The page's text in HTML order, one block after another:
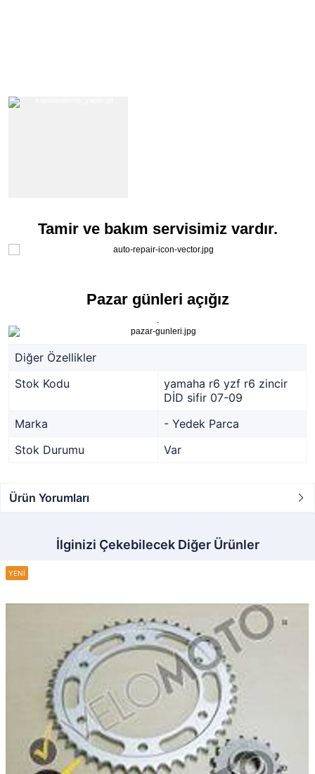
Tamir ve bakım servisimiz vardır.
Pazar günleri açığız
Diğer Özellikler
Stok Kodu
yamaha r6 yzf r6 zincir
DİD sifir 07-09
Marka
- Yedek Parca
Stok Durumu
Var
Ürün Yorumları
İlginizi Çekebilecek Diğer Ürünler